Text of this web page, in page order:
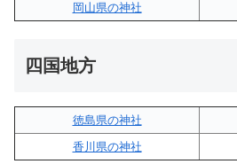
岡山県の神社
四国地方
徳島県の神社
香川県の神社